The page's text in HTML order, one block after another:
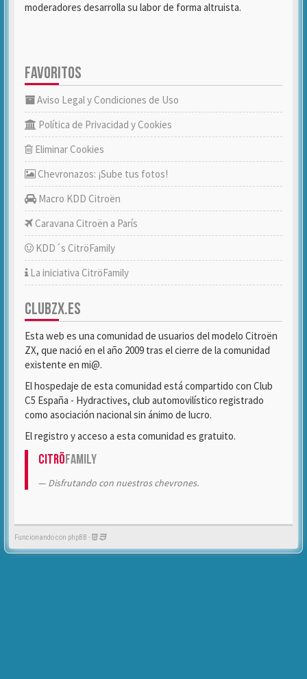
moderadores desarrolla su labor de forma altruista.
FAVORITOS
Aviso Legal y Condiciones de Uso
Política de Privacidad y Cookies
Eliminar Cookies
Chevronazos: ¡Sube tus fotos!
Macro KDD Citroën
Caravana Citroën a París
KDD´s CitröFamily
La iniciativa CitröFamily
CLUBZX.ES
Esta web es una comunidad de usuarios del modelo Citroën
ZX, que nació en el año 2009 tras el cierre de la comunidad
existente en mi@.
El hospedaje de esta comunidad está compartido con Club
C5 España - Hydractives, club automovilístico registrado
como asociación nacional sin ánimo de lucro.
El registro y acceso a esta comunidad es gratuito.
CitröFamily
Disfrutando con nuestros chevrones.
Funcionando con phpBB -